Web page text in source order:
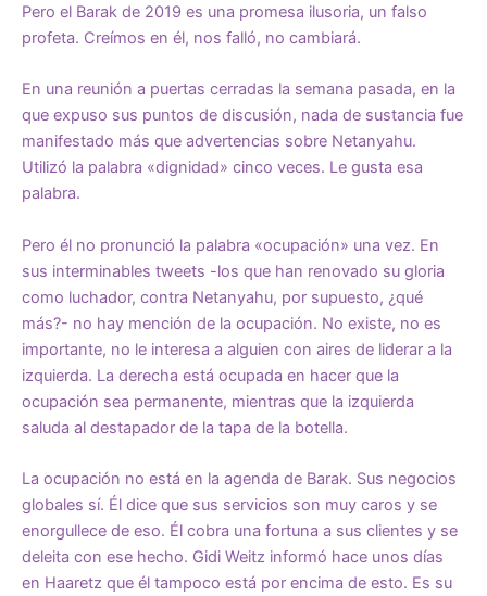
Pero el Barak de 2019 es una promesa ilusoria, un falso
profeta. Creímos en él, nos falló, no cambiará.
En una reunión a puertas cerradas la semana pasada, en la
que expuso sus puntos de discusión, nada de sustancia fue
manifestado más que advertencias sobre Netanyahu.
Utilizó la palabra «dignidad» cinco veces. Le gusta esa
palabra.
Pero él no pronunció la palabra «ocupación» una vez. En
sus interminables tweets -los que han renovado su gloria
como luchador, contra Netanyahu, por supuesto, ¿qué
más?- no hay mención de la ocupación. No existe, no es
importante, no le interesa a alguien con aires de liderar a la
izquierda. La derecha está ocupada en hacer que la
ocupación sea permanente, mientras que la izquierda
saluda al destapador de la tapa de la botella.
La ocupación no está en la agenda de Barak. Sus negocios
globales sí. Él dice que sus servicios son muy caros y se
enorgullece de eso. Él cobra una fortuna a sus clientes y se
deleita con ese hecho. Gidi Weitz informó hace unos días
en Haaretz que él tampoco está por encima de esto. Es su